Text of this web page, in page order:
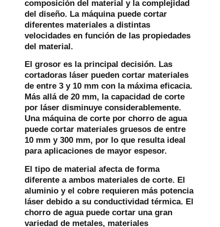
composición del material y la complejidad
del diseño. La máquina puede cortar
diferentes materiales a distintas
velocidades en función de las propiedades
del material.
El grosor es la principal decisión. Las
cortadoras láser pueden cortar materiales
de entre 3 y 10 mm con la máxima eficacia.
Más allá de 20 mm, la capacidad de corte
por láser disminuye considerablemente.
Una máquina de corte por chorro de agua
puede cortar materiales gruesos de entre
10 mm y 300 mm, por lo que resulta ideal
para aplicaciones de mayor espesor.
El tipo de material afecta de forma
diferente a ambos materiales de corte. El
aluminio y el cobre requieren más potencia
láser debido a su conductividad térmica. El
chorro de agua puede cortar una gran
variedad de metales, materiales